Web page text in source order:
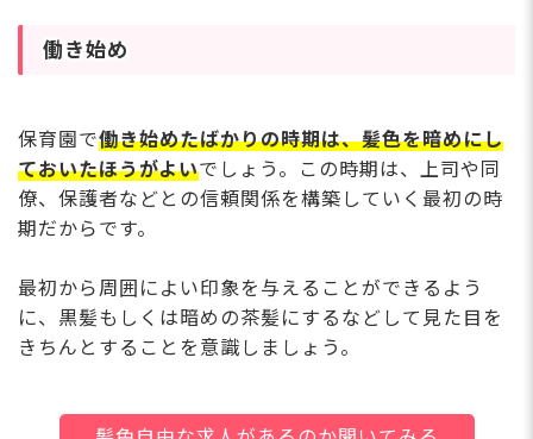
働き始め
保育園で働き始めたばかりの時期は、髪色を暗めにし
ておいたほうがよいでしょう。この時期は、上司や同
僚、保護者などとの信頼関係を構築していく最初の時
期だからです。
最初から周囲によい印象を与えることができるよう
に、黒髪もしくは暗めの茶髪にするなどして見た目を
きちんとすることを意識しましょう。